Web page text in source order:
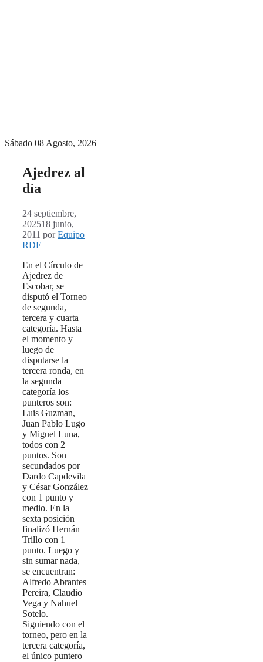
Sábado 08 Agosto, 2026
Ajedrez al
día
24 septiembre,
202518 junio,
2011 porEquipo
RDE
En el Círculo de
Ajedrez de
Escobar, se
disputó el Torneo
de segunda,
tercera y cuarta
categoría. Hasta
el momento y
luego de
disputarse la
tercera ronda, en
la segunda
categoría los
punteros son:
Luis Guzman,
Juan Pablo Lugo
y Miguel Luna,
todos con 2
puntos. Son
secundados por
Dardo Capdevila
y César González
con 1 punto y
medio. En la
sexta posición
finalizó Hernán
Trillo con 1
punto. Luego y
sin sumar nada,
se encuentran:
Alfredo Abrantes
Pereira, Claudio
Vega y Nahuel
Sotelo.
Siguiendo con el
torneo, pero en la
tercera categoría,
el único puntero